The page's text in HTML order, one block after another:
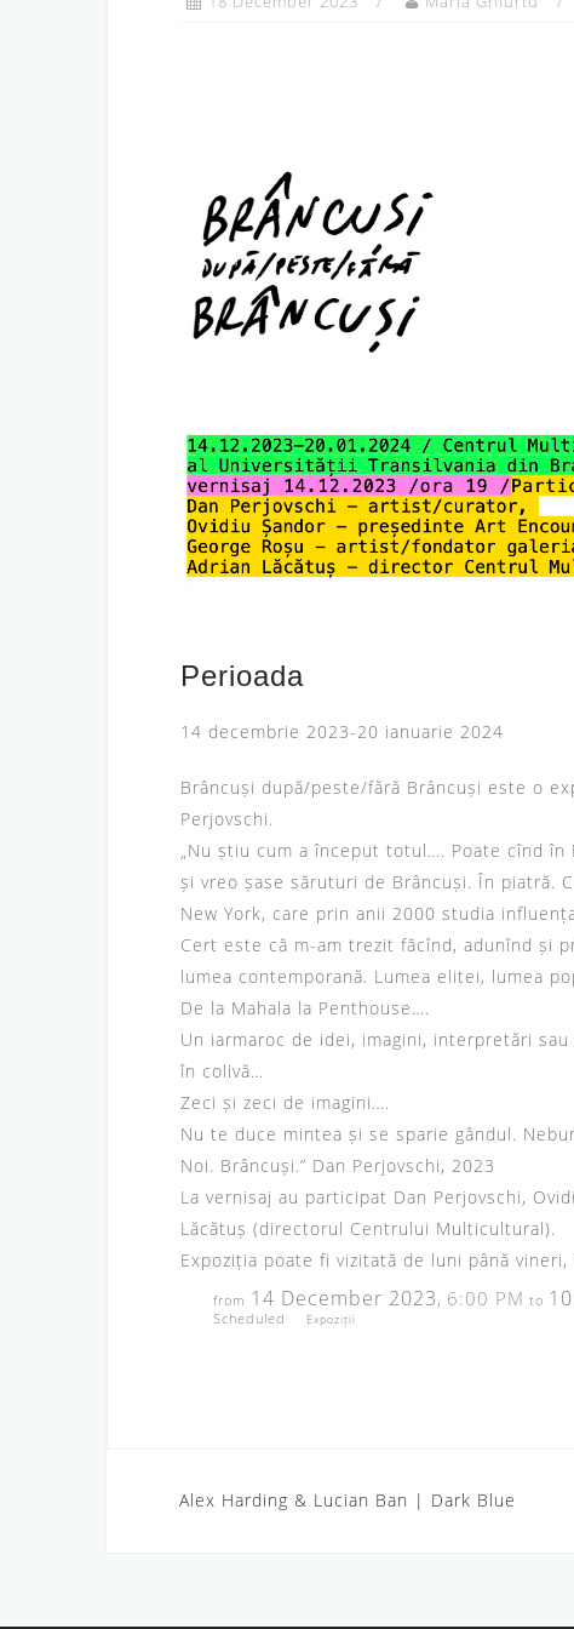
Perioada
14 decembrie 2023-20 ianuarie 2024
Brâncuși după/peste/fără Brâncuși este o
Perjovschi.
„Nu știu cum a început totul…. Poate cînd
și vreo șase săruturi de Brâncuși. În piatră.
New York, care prin anii 2000 studia
Cert este că m-am trezit făcînd, adunînd și
lumea contemporană. Lumea elitei, lumea
De la Mahala la Penthouse….
Un iarmaroc de idei, imagini, interpretări
în colivă…
Zeci și zeci de imagini….
Nu te duce mintea și se sparie gândul.
Noi. Brâncuși.” Dan Perjovschi, 2023
La vernisaj au participat Dan Perjovschi,
Lăcătuș (directorul Centrului Multicultural).
Expoziția poate fi vizitată de luni până
from 14 December 2023, 6:00 PM to
Scheduled Expoziții
Alex Harding & Lucian Ban | Dark Blue